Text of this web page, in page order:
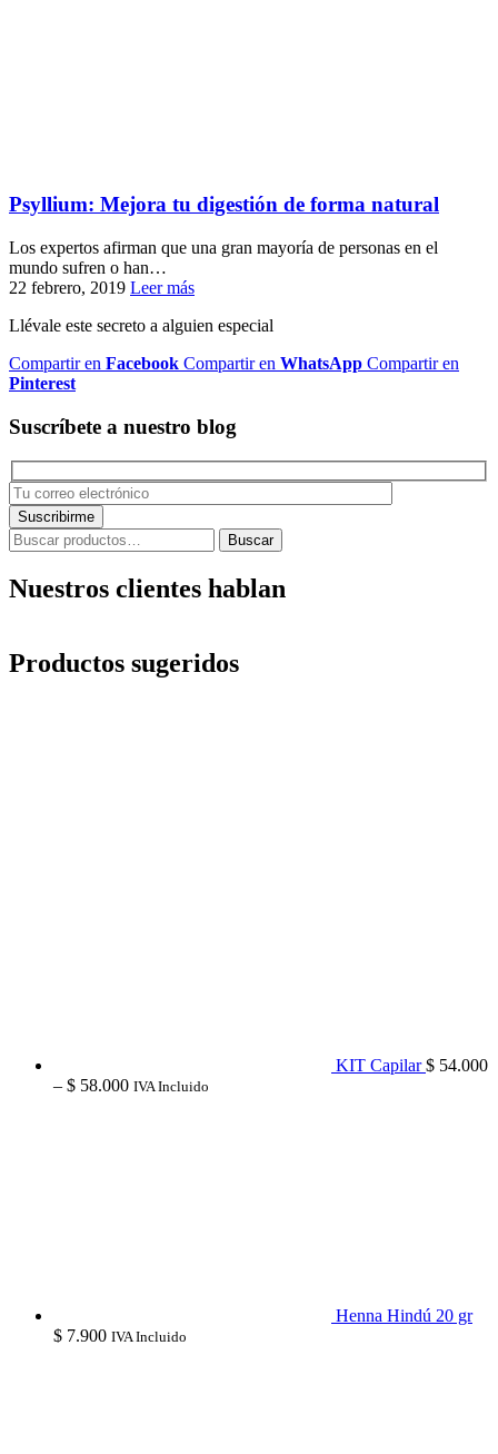
Psyllium: Mejora tu digestión de forma natural
Los expertos afirman que una gran mayoría de personas en el
mundo sufren o han…
22 febrero, 2019 Leer más
Llévale este secreto a alguien especial
Compartir en Facebook Compartir en WhatsApp Compartir en
Pinterest
Suscríbete a nuestro blog
Buscar
por:
Buscar
Nuestros clientes hablan
Productos sugeridos
KIT Capilar $ 54.000
– $ 58.000Price
IVA Incluido
Henna Hindú 20 gr
$ 7.900 IVA Incluido